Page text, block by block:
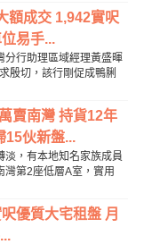
額成交 1,942實呎
易手...
分行助理區域經理黃盛暉
殷切，該行剛促成鴨脷
賣南灣 持貨12年
15伙新盤...
淡，有本地知名家族成員
灣第2座低層A室，實用
優質大宅租盤 月